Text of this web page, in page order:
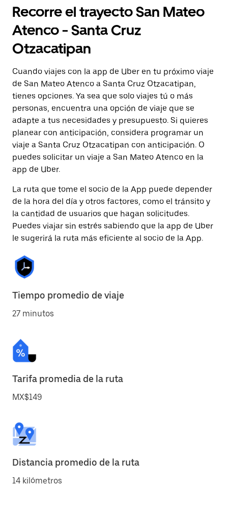
Recorre el trayecto San Mateo
Atenco - Santa Cruz
Otzacatipan
Cuando viajes con la app de Uber en tu próximo viaje
de San Mateo Atenco a Santa Cruz Otzacatipan,
tienes opciones. Ya sea que solo viajes tú o más
personas, encuentra una opción de viaje que se
adapte a tus necesidades y presupuesto. Si quieres
planear con anticipación, considera programar un
viaje a Santa Cruz Otzacatipan con anticipación. O
puedes solicitar un viaje a San Mateo Atenco en la
app de Uber.
La ruta que tome el socio de la App puede depender
de la hora del día y otros factores, como el tránsito y
la cantidad de usuarios que hagan solicitudes.
Puedes viajar sin estrés sabiendo que la app de Uber
le sugerirá la ruta más eficiente al socio de la App.
Tiempo promedio de viaje
27 minutos
Tarifa promedia de la ruta
MX$149
Distancia promedio de la ruta
14 kilómetros